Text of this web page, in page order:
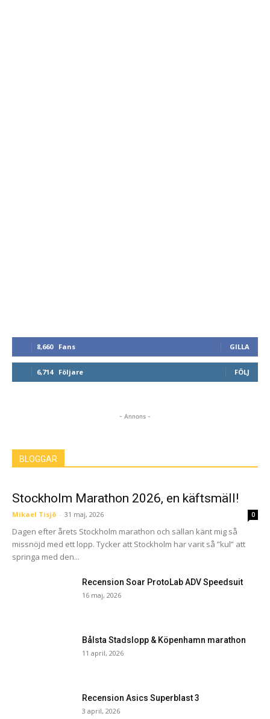
8,660 Fans GILLA
6,714 Följare FÖLJ
- Annons -
BLOGGAR
Stockholm Marathon 2026, en käftsmäll!
Mikael Tisjö - 31 maj, 2026 0
Dagen efter årets Stockholm marathon och sällan känt mig så
missnöjd med ett lopp. Tycker att Stockholm har varit så ”kul” att
springa med den...
Recension Soar ProtoLab ADV Speedsuit
16 maj, 2026
Bålsta Stadslopp & Köpenhamn marathon
11 april, 2026
Recension Asics Superblast 3
3 april, 2026